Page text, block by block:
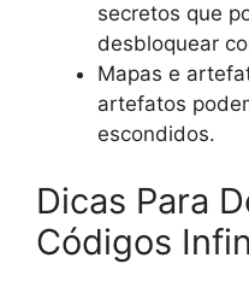
secretos que
desbloquear
Mapas e
artefatos
escondidos.
Dicas Para
Códigos